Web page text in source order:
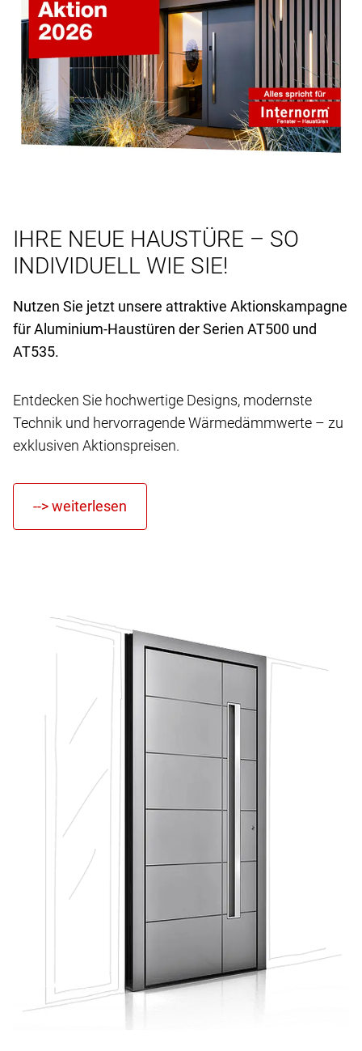
IHRE NEUE HAUSTÜRE – SO
INDIVIDUELL WIE SIE!
Nutzen Sie jetzt unsere attraktive Aktionskampagne
für Aluminium-Haustüren der Serien AT500 und
AT535.
Entdecken Sie hochwertige Designs, modernste
Technik und hervorragende Wärmedämmwerte – zu
exklusiven Aktionspreisen.